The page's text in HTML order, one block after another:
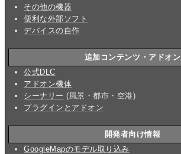
その他の機器
便利な外部ソフト
デバイスの自作
追加コンテンツ・アドオン
公式DLC
アドオン機体
シーナリー (風景・都市・空港)
プラグインとアドオン
開発者向け情報
GoogleMapのモデル取り込み